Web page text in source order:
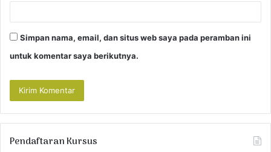
Simpan nama, email, dan situs web saya pada peramban ini
untuk komentar saya berikutnya.
Pendaftaran Kursus